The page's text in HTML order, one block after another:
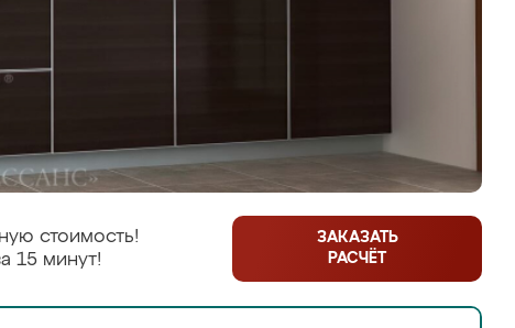
стоимость!
15 минут!
ЗАКАЗАТЬ
РАСЧЁТ